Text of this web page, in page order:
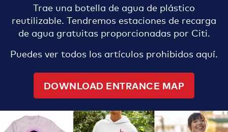
Trae una botella de agua de plástico
reutilizable. Tendremos estaciones de recarga
de agua gratuitas proporcionadas por Citi.
Puedes ver todos los artículos prohibidos aquí.
DOWNLOAD ENTRANCE MAP